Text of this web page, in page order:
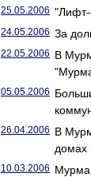
25.05.2006 "Лифт-
24.05.2006 За
22.05.2006 В
05.05.2006
26.04.2006 В
домах
10.03.2006